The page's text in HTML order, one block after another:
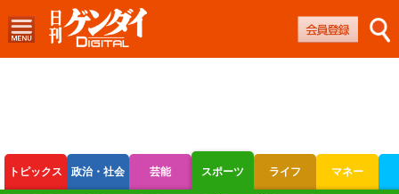
トピックス 政治・社会 芸能 スポーツ ライフ マネー